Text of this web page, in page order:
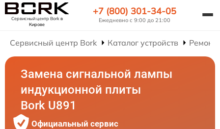
Сервисный центр Borkв
Кирове
+7 (800) 301-34-05
Ежедневно с 9:00 до 21:00
Сервисный центр Bork Каталог устройств Ремонт
Замена сигнальной лампы
индукционной плиты
Bork U891
Официальный сервис